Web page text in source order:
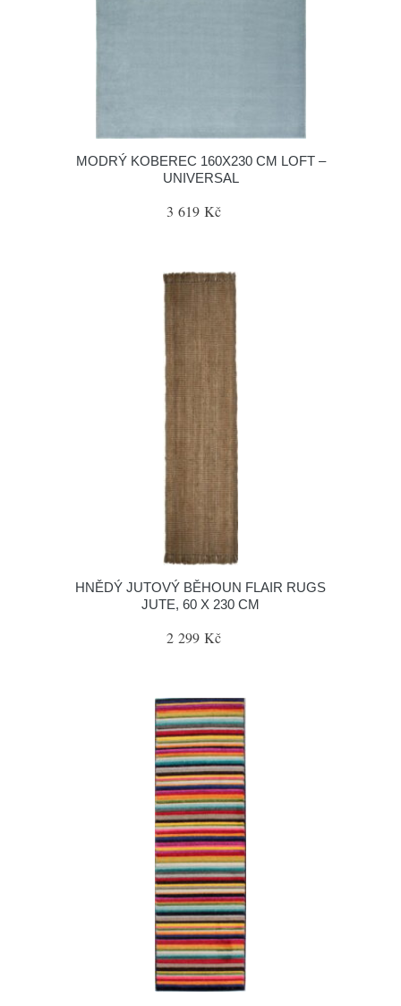
MODRÝ KOBEREC 160X230 CM LOFT –
UNIVERSAL
3 619 Kč
HNĚDÝ JUTOVÝ BĚHOUN FLAIR RUGS
JUTE, 60 X 230 CM
2 299 Kč